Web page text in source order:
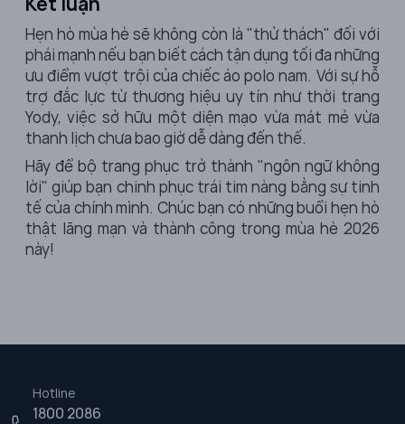
Hẹn hò mùa hè sẽ không còn là "thử thách" đối với
phái mạnh nếu bạn biết cách tận dụng tối đa những
ưu điểm vượt trội của chiếc áo polo nam. Với sự hỗ
trợ đắc lực từ thương hiệu uy tín như thời trang
Yody, việc sở hữu một diện mạo vừa mát mẻ vừa
thanh lịch chưa bao giờ dễ dàng đến thế.
Hãy để bộ trang phục trở thành "ngôn ngữ không
lời" giúp bạn chinh phục trái tim nàng bằng sự tinh
tế của chính mình. Chúc bạn có những buổi hẹn hò
thật lãng mạn và thành công trong mùa hè 2026
này!
Hotline
1800 2086